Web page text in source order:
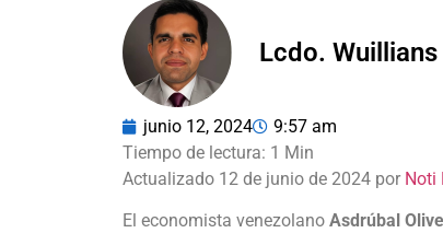
Lcdo.
junio 12, 2024 9:57 am
Actualizado 12 de junio de 2024 por Noti
El economista venezolano Asdrúbal